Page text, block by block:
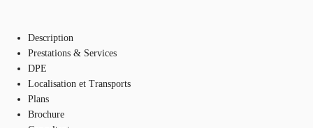
Description
Prestations & Services
DPE
Localisation et Transports
Plans
Brochure